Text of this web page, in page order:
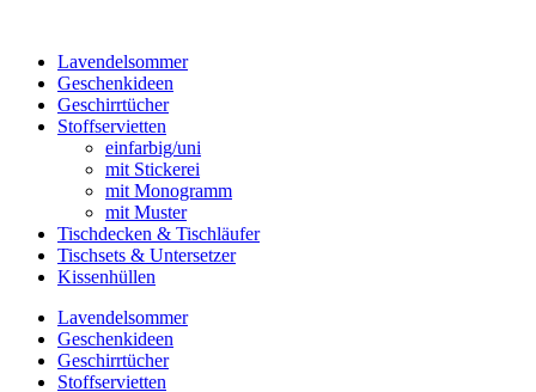
Lavendelsommer
Geschenkideen
Geschirrtücher
Stoffservietten
einfarbig/uni
mit Stickerei
mit Monogramm
mit Muster
Tischdecken & Tischläufer
Tischsets & Untersetzer
Kissenhüllen
Lavendelsommer
Geschenkideen
Geschirrtücher
Stoffservietten